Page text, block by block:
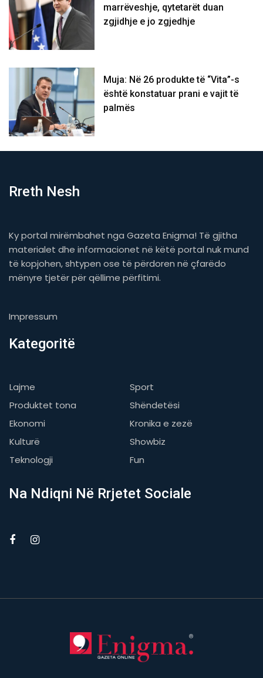
marrëveshje, qytetarët duan
zgjidhje e jo zgjedhje
Muja: Në 26 produkte të “Vita”-s
është konstatuar prani e vajit të
palmës
Rreth Nesh
Ky portal mirëmbahet nga Gazeta Enigma! Të gjitha
materialet dhe informacionet në këtë portal nuk mund
të kopjohen, shtypen ose të përdoren në çfarëdo
mënyre tjetër për qëllime përfitimi.
Impressum
Kategoritë
Lajme
Sport
Produktet tona
Shëndetësi
Ekonomi
Kronika e zezë
Kulturë
Showbiz
Teknologji
Fun
Na Ndiqni Në Rrjetet Sociale